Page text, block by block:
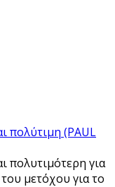
πολύτιμη (PAUL
πολυτιμότερη για
μετόχου για το